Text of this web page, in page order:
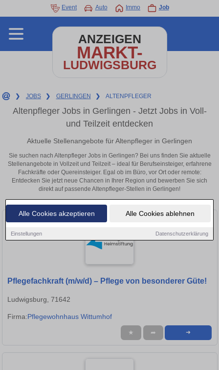
Alle Cookies akzeptieren Alle Cookies ablehnen
Einstellungen Datenschutzerklärung
Event Auto Immo Job
ANZEIGEN
MARKT-
LUDWIGSBURG
❯ JOBS ❯ GERLINGEN ❯ ALTENPFLEGER
Altenpfleger Jobs in Gerlingen - Jetzt Jobs in Voll-
und Teilzeit entdecken
Aktuelle Stellenangebote für Altenpfleger in Gerlingen
Sie suchen nach Altenpfleger Jobs in Gerlingen? Bei uns finden Sie aktuelle
Stellenangebote in Vollzeit und Teilzeit – ideal für Berufseinsteiger, erfahrene
Fachkräfte oder Quereinsteiger. Egal ob im Büro, vor Ort oder remote:
Entdecken Sie jetzt neue Chancen in Ihrer Region und bewerben Sie sich
direkt auf passende Altenpfleger-Stellen in Gerlingen!
Pflegefachkraft (m/w/d) – Pflege von besonderer Güte!
Ludwigsburg, 71642
Firma:Pflegewohnhaus Wittumhof
★ ➦ ➜